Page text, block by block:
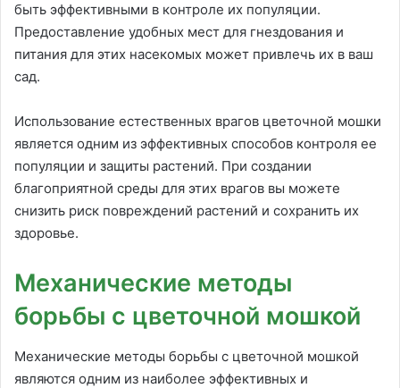
быть эффективными в контроле их популяции.
Предоставление удобных мест для гнездования и
питания для этих насекомых может привлечь их в ваш
сад.
Использование естественных врагов цветочной мошки
является одним из эффективных способов контроля ее
популяции и защиты растений. При создании
благоприятной среды для этих врагов вы можете
снизить риск повреждений растений и сохранить их
здоровье.
Механические методы
борьбы с цветочной мошкой
Механические методы борьбы с цветочной мошкой
являются одним из наиболее эффективных и